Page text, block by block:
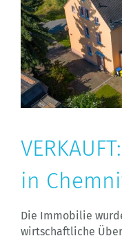
in
Die Immobilie
wirtschaftliche